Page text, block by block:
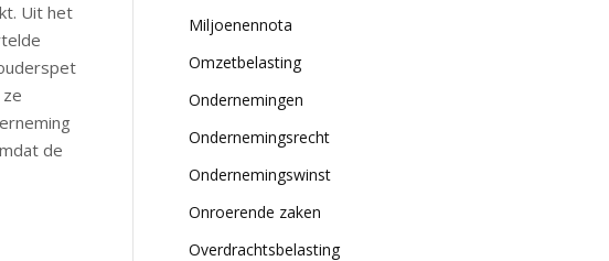
Uit het
de
Miljoenennota
Omzetbelasting
Ondernemingen
Ondernemingsrecht
Ondernemingswinst
Onroerende zaken
Overdrachtsbelasting